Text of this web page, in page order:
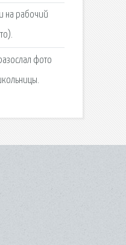
на рабочий
фото